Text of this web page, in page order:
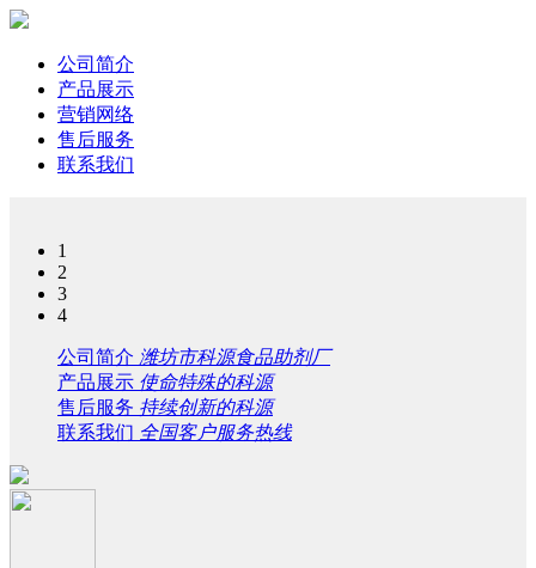
公司简介
产品展示
营销网络
售后服务
联系我们
1
2
3
4
公司简介 潍坊市科源食品助剂厂
产品展示 使命特殊的科源
售后服务 持续创新的科源
联系我们 全国客户服务热线